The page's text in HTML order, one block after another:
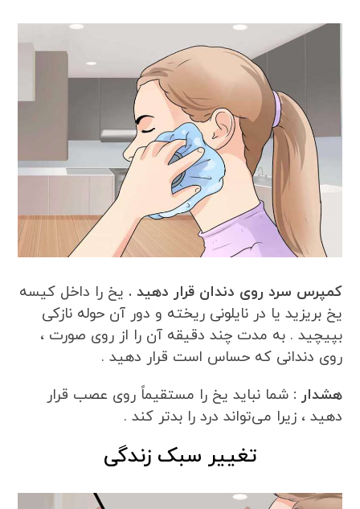
کمپرس سرد روی دندان قرار دهید . یخ را داخل کیسه
یخ بریزید یا در نایلونی ریخته و دور آن حوله نازکی
بپیچید . به مدت چند دقیقه آن را از روی صورت ،
روی دندانی که حساس است قرار دهید .
هشدار : شما نباید یخ را مستقیماً روی عصب قرار
دهید ، زیرا می‌تواند درد را بدتر کند .
تغییر سبک زندگی